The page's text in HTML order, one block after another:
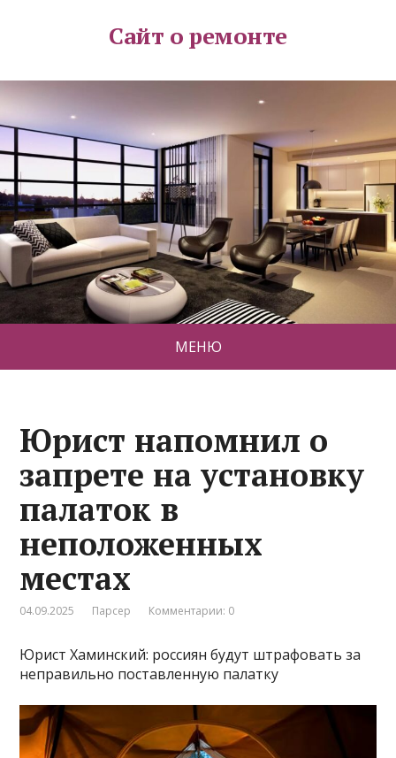
Сайт о ремонте
МЕНЮ
Юрист напомнил о
запрете на установку
палаток в
неположенных
местах
04.09.2025 Парсер Комментарии: 0
Юрист Хаминский: россиян будут штрафовать за
неправильно поставленную палатку